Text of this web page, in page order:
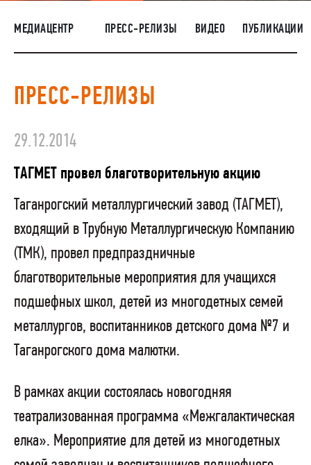
НАШИ ЛЮДИ
ОКРУЖАЮЩАЯ СРЕДА
ЗАКУПКИ
МЕДИАЦЕНТР ПРЕСС-РЕЛИЗЫ ВИДЕО ПУБЛИКАЦИИ
ПРЕСС-РЕЛИЗЫ
29.12.2014
ТАГМЕТ провел благотворительную акцию
Таганрогский металлургический завод (ТАГМЕТ),
входящий в Трубную Металлургическую Компанию
(ТМК), провел предпраздничные
благотворительные мероприятия для учащихся
подшефных школ, детей из многодетных семей
металлургов, воспитанников детского дома №7 и
Таганрогского дома малютки.
В рамках акции состоялась новогодняя
театрализованная программа «Межгалактическая
елка». Мероприятие для детей из многодетных